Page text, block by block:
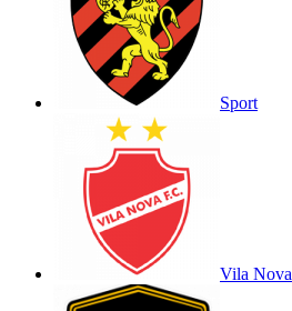
Sport
Vila Nova